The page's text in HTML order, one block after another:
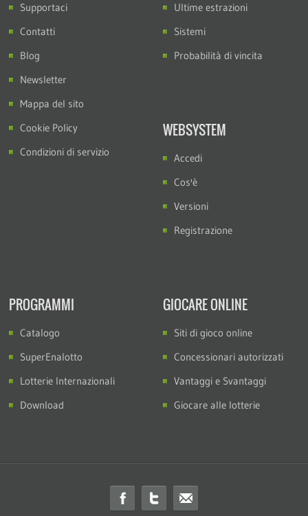
Supportaci
Contatti
Blog
Newsletter
Mappa del sito
Cookie Policy
Condizioni di servizio
Ultime estrazioni
Sistemi
Probabilità di vincita
WEBSYSTEM
Accedi
Cos'è
Versioni
Registrazione
PROGRAMMI
Catalogo
SuperEnalotto
Lotterie Internazionali
Download
GIOCARE ONLINE
Siti di gioco online
Concessionari autorizzati
Vantaggi e Svantaggi
Giocare alle lotterie